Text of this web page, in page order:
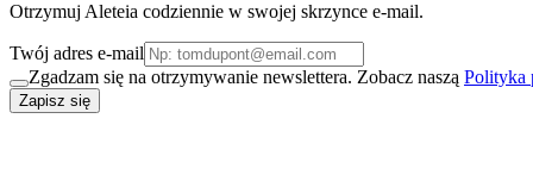
Otrzymuj Aleteia codziennie w swojej skrzynce e-mail.
Twój adres e-mail
Zgadzam się na otrzymywanie newslettera. Zobacz naszą Polityka
Zapisz się